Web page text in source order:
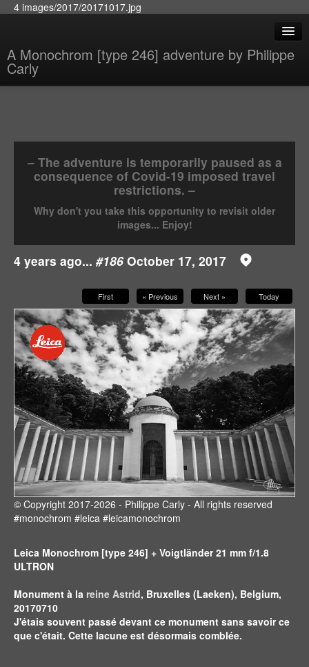
4 images/2017/20171017.jpg
A Monochrom [type 246] adventure by Philippe
Carly
– The adventure is temporarily paused as a
consequence of Covid-19 imposed travel
restrictions. –
Why don't you take this opportunity to revisit older
images... Enjoy!
4 years ago... #186October 17, 2017
First « Previous Next » Today
© Copyright 2017-2026 - Philippe Carly - All rights reserved
#monochrom #leica #leicamonochrom
Leica Monochrom [type 246] + Voigtländer 21 mm f/1.8
ULTRON
Monument à la reine Astrid, Bruxelles (Laeken), Belgium,
20170710
J'étais souvent passé devant ce monument sans savoir ce
que c'était. Cette lacune est désormais comblée.